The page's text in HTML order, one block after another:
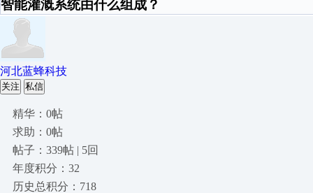
智能灌溉系统由什么组成？
河北蓝蜂科技
关注 私信
精华：0帖
求助：0帖
帖子：339帖 | 5回
年度积分：32
历史总积分：718